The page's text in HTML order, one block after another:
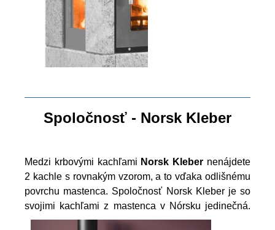
Spoločnosť - Norsk Kleber
Medzi krbovými kachľami Norsk Kleber nenájdete
2 kachle s rovnakým vzorom, a to vďaka odlišnému
povrchu mastenca. Spoločnosť Norsk Kleber je so
svojimi kachľami z mastenca v Nórsku jedinečná.